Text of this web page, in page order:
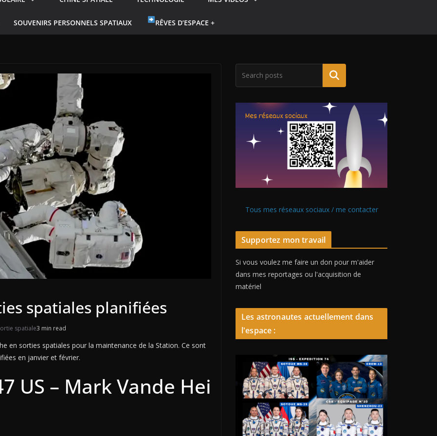
SOUVENIRS PERSONNELS SPATIAUX RÊVES D’ESPACE +
spatiales planifiées
spatiale3 min read
en sorties spatiales pour la maintenance de la Station. Ce sont
en janvier et février.
US – Mark Vande Hei
Tous mes réseaux sociaux / me contacter
Supportez mon travail
Si vous voulez me faire un don pour m'aider
dans mes reportages ou l'acquisition de
matériel
Les astronautes actuellement dans
l'espace :